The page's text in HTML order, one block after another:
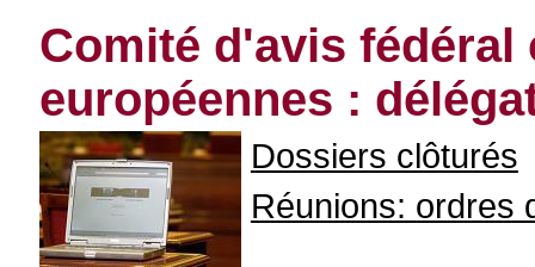
Comité d'avis
européennes :
Dossiers clôturés
Réunions: ordres